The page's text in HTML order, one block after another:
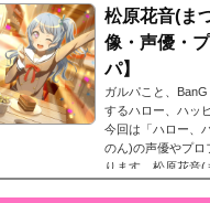
松原花音(ま
像・声優・
パ】
ガルパこと、
するハロー、ハッ
今回は「ハロー、
のん)の声優やプロ
ります。松原花音